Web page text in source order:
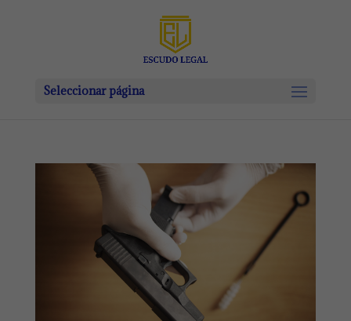
Seleccionar página